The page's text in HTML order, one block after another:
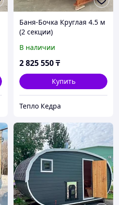
Баня-Бочка Круглая 4.5 м
(2 секции)
В наличии
2 825 550₸
Купить
Тепло Кедра